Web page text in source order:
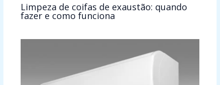
Limpeza de coifas de exaustão: quando
fazer e como funciona